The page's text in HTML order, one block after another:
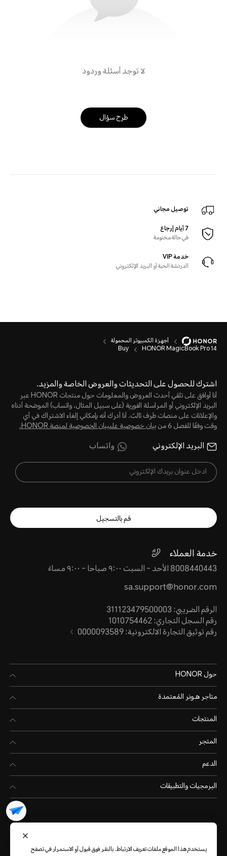
لا توجد أسئلة وردود
طرح سؤال
توصيل مجاني
7 أيام إرجاع
في حالة مختومة
خدمة VIP
الدردشة الحية أو البريد الإلكتروني
أجهزة الكمبيوتر المحمولة
HONOR MagicBook Pro 14
Buy
اشترك للحصول على التحديثات والعروض الخاصة والمزيد.
أنا أوافق على تلقي أحدث العروض والمعلومات حول منتجات HONOR عبر
البريد الإلكتروني أو المراسلة الفورية (على سبيل المثال، واتساب) الموضحة أدناه
والإعلانات على منصات طرف ثالث. أنا أدرك أنه بإمكاني إلغاء الاشتراك في أي
وقت وفقًا للفصل 6 من
بيان خصوصية علىبيان الخصوصية لمنصة HONOR‬.
البريد الإلكتروني واتساب
قم بالتسجيل
خدمة العملاء
8008440443 الأحد - السبت ٩:٠٠ صباحا - ٩:٠٠ مساءً
sa.support@honor.com
الرقم الضريبي: 311123479500003
رقم السجل التجاري: 1010754462
رقم توثيق التجارة الالكترونية: 0000093589
حول HONOR
متاجر هـونر المُعتمدة
المنتجات
المتجر
الدعم
البرمجيات والتطبيقات
يستخدم هذا الموقع ملفات تعريف الارتباط. بالنقر فوق قبول أو الاستمرار في تصفح